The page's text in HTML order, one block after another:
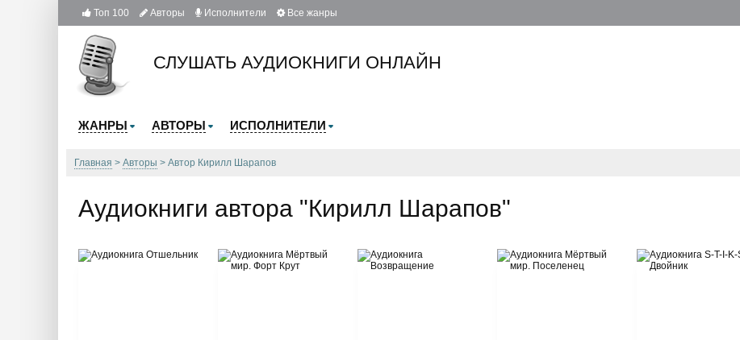
Топ 100 Авторы Исполнители Все жанры
СЛУШАТЬ АУДИОКНИГИ ОНЛАЙН
ЖАНРЫ АВТОРЫ ИСПОЛНИТЕЛИ
Главная Авторы Автор Кирилл Шарапов
Аудиокниги автора "Кирилл Шарапов"